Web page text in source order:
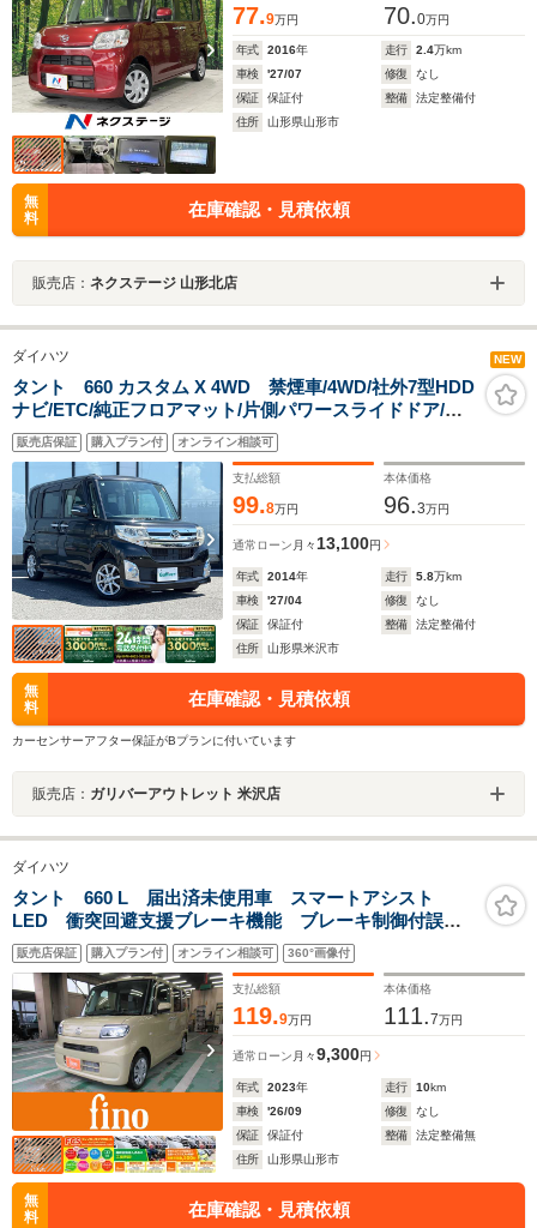
77.9万円 70.0万円
年式 2016年 走行 2.4万km
車検
'27/07 修復
なし
保証
保証付 整備
法定整備付
住所
山形県山形市
無
料
在庫確認・見積依頼
販売店： ネクステージ 山形北店
ダイハツ NEW
タント 660 カスタム X 4WD 禁煙車/4WD/社外7型HDD
ナビ/ETC/純正フロアマット/片側パワースライドドア/純
正14インチアルミホイール/電動格納ミラー/純正ドアバイ
ザー/オートライト/フロントフォグランプ/スマートキー
販売店保証 購入プラン付 オンライン相談可
支払総額
99.8万円
本体価格
96.3万円
通常ローン 月々 13,100円
年式 2014年 走行 5.8万km
車検
'27/04 修復
なし
保証
保証付 整備
法定整備付
住所
山形県米沢市
無
料
在庫確認・見積依頼
カーセンサーアフター保証がBプランに付いています
販売店： ガリバーアウトレット 米沢店
ダイハツ
タント 660 L 届出済未使用車 スマートアシスト
LED 衝突回避支援ブレーキ機能 ブレーキ制御付誤発
進抑制機能 車線逸脱抑制制御機能 コーナーセンサ
ー オートハイビーム LEDヘッドランプ 両側スライ
ドドア
販売店保証 購入プラン付 オンライン相談可 360°画像付
支払総額
119.9万円
本体価格
111.7万円
通常ローン 月々9,300円
年式 2023年 走行 10km
車検
'26/09 修復
なし
保証
保証付 整備
法定整備無
住所
山形県山形市
無
料
在庫確認・見積依頼